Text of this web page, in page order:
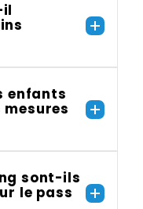
il
enfants
sont-ils
le pass